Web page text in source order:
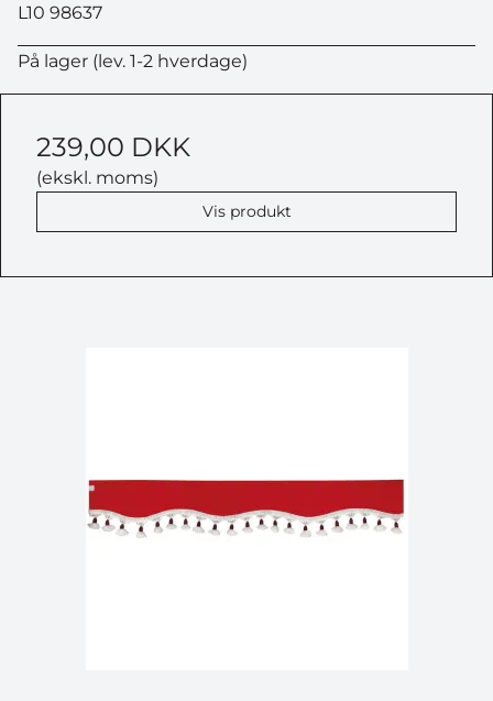
L10 98637
På lager (lev. 1-2 hverdage)
239,00 DKK
(ekskl. moms)
Vis produkt